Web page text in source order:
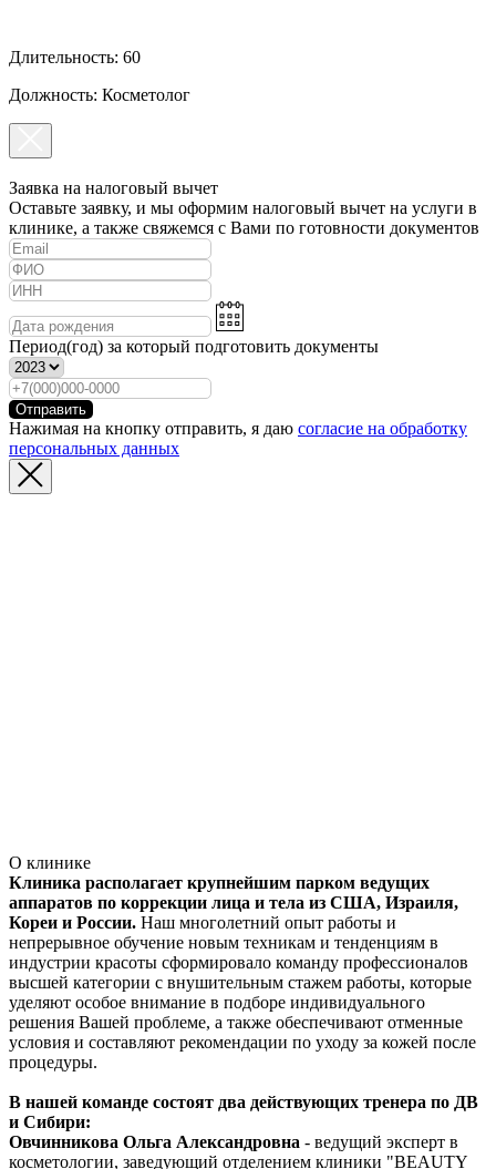
Длительность: 60
Должность: Косметолог
Заявка на налоговый вычет
Оставьте заявку, и мы оформим налоговый вычет на услуги в
клинике, а также свяжемся с Вами по готовности документов
Период(год) за который подготовить документы
Отправить
Нажимая на кнопку отправить, я даю согласие на обработку
персональных данных
О клинике
Клиника располагает крупнейшим парком ведущих
аппаратов по коррекции лица и тела из США, Израиля,
Кореи и России. Наш многолетний опыт работы и
непрерывное обучение новым техникам и тенденциям в
индустрии красоты сформировало команду профессионалов
высшей категории с внушительным стажем работы, которые
уделяют особое внимание в подборе индивидуального
решения Вашей проблеме, а также обеспечивают отменные
условия и составляют рекомендации по уходу за кожей после
процедуры.
В нашей команде состоят два действующих тренера по ДВ
и Сибири:
Овчинникова Ольга Александровна - ведущий эксперт в
косметологии, заведующий отделением клиники "BEAUTY